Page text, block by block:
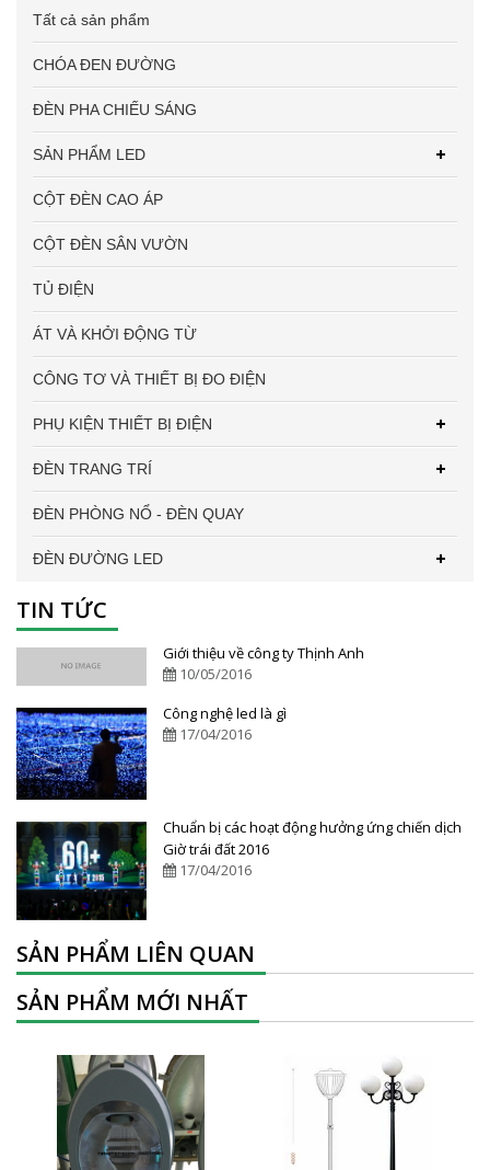
Tất cả sản phẩm
CHÓA ĐEN ĐƯỜNG
ĐÈN PHA CHIẾU SÁNG
SẢN PHẨM LED
CỘT ĐÈN CAO ÁP
CỘT ĐÈN SÂN VƯỜN
TỦ ĐIỆN
ÁT VÀ KHỞI ĐỘNG TỪ
CÔNG TƠ VÀ THIẾT BỊ ĐO ĐIỆN
PHỤ KIỆN THIẾT BỊ ĐIỆN
ĐÈN TRANG TRÍ
ĐÈN PHÒNG NỔ - ĐÈN QUAY
ĐÈN ĐƯỜNG LED
TIN TỨC
Giới thiệu về công ty Thịnh Anh
10/05/2016
Công nghệ led là gì
17/04/2016
Chuẩn bị các hoạt động hưởng ứng chiến dịch
Giờ trái đất 2016
17/04/2016
SẢN PHẨM LIÊN QUAN
SẢN PHẨM MỚI NHẤT